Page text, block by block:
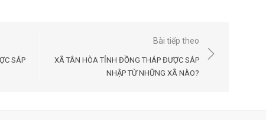
SÁP
Bài tiếp theo
XÃ TÂN HÒA TỈNH ĐỒNG THÁP ĐƯỢC SÁP
NHẬP TỪ NHỮNG XÃ NÀO?